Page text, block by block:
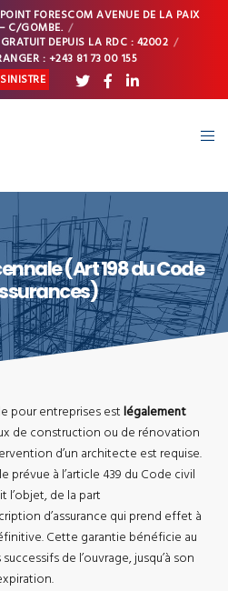
FORESCOM AVENUE DE LA PAIX
C/GOMBE.
DEPUIS LA RDC : 42002
: +243 81 73 00 155
(Art 198 du Code
pour entreprises estlégalement
de construction ou de rénovation
d’un architecte est requise.
prévue à l’article 439 du Code civil
l’objet, de la part
d’assurance qui prend effet à
Cette garantie bénéficie au
de l’ouvrage, jusqu’à son